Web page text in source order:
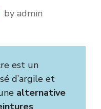
by admin
est un
d’argile et
alternative